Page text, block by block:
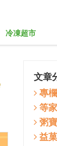
冷凍超市
文章
專
等
粥
益